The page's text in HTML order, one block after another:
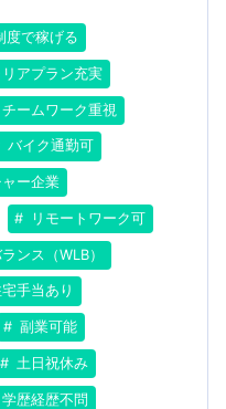
度で稼げる
リアプラン充実
チームワーク重視
バイク通勤可
ー企業
リモートワーク可
ンス（WLB）
手当あり
副業可能
土日祝休み
学歴経歴不問